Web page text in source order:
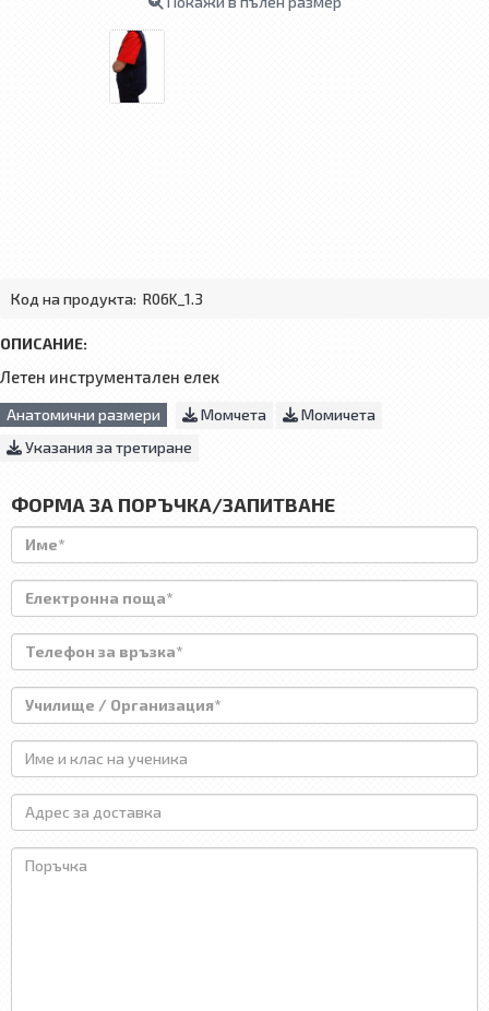
Код на продукта: R06K_1.3
ОПИСАНИЕ:
Летен инструментален елек
Анатомични размери Момчета
Момичета
Указания за третиране
ФОРМА ЗА ПОРЪЧКА/ЗАПИТВАНЕ